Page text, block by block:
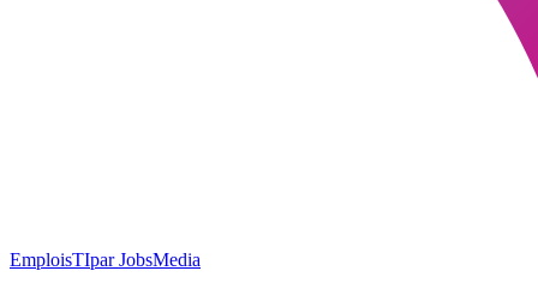
EmploisTIpar JobsMedia